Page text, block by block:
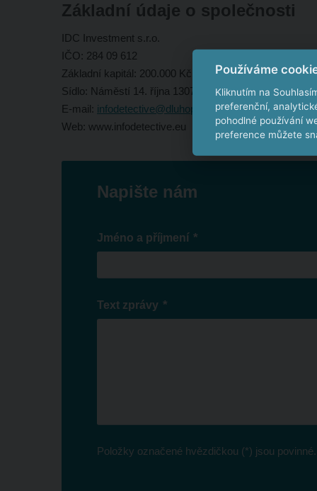
Základní údaje o společnosti
IDC Investment s.r.o.
IČO: 284 09 612
Základní kapitál: 200.000 Kč
Sídlo: Náměstí 14. října 1307/2, 150 00 Praha 5 –
E-mail: infodetective@dluhopisy.cz
Web: www.infodetective.eu
Napište nám
Jméno a příjmení *
Text zprávy *
Položky označené hvězdičkou (*) jsou povinné.
Používáme
Kliknutím na
preferenční,
pohodlné používání
preference můžete